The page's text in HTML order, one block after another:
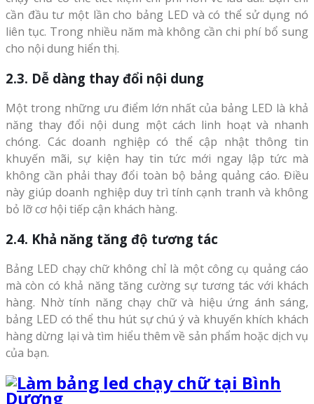
cần đầu tư một lần cho bảng LED và có thể sử dụng nó
liên tục. Trong nhiều năm mà không cần chi phí bổ sung
cho nội dung hiển thị.
2.3. Dễ dàng thay đổi nội dung
Một trong những ưu điểm lớn nhất của bảng LED là khả
năng thay đổi nội dung một cách linh hoạt và nhanh
chóng. Các doanh nghiệp có thể cập nhật thông tin
khuyến mãi, sự kiện hay tin tức mới ngay lập tức mà
không cần phải thay đổi toàn bộ bảng quảng cáo. Điều
này giúp doanh nghiệp duy trì tính cạnh tranh và không
bỏ lỡ cơ hội tiếp cận khách hàng.
2.4. Khả năng tăng độ tương tác
Bảng LED chạy chữ không chỉ là một công cụ quảng cáo
mà còn có khả năng tăng cường sự tương tác với khách
hàng. Nhờ tính năng chạy chữ và hiệu ứng ánh sáng,
bảng LED có thể thu hút sự chú ý và khuyến khích khách
hàng dừng lại và tìm hiểu thêm về sản phẩm hoặc dịch vụ
của bạn.